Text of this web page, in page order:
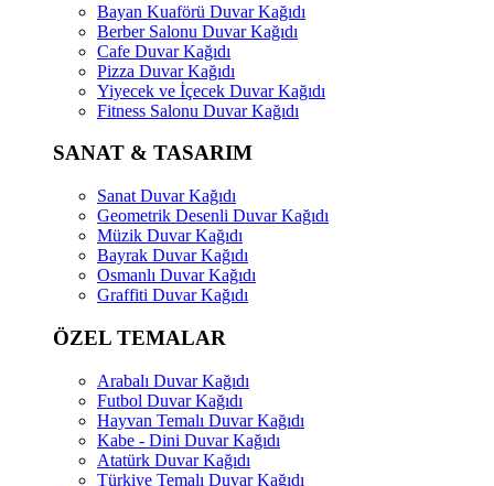
Bayan Kuaförü Duvar Kağıdı
Berber Salonu Duvar Kağıdı
Cafe Duvar Kağıdı
Pizza Duvar Kağıdı
Yiyecek ve İçecek Duvar Kağıdı
Fitness Salonu Duvar Kağıdı
SANAT & TASARIM
Sanat Duvar Kağıdı
Geometrik Desenli Duvar Kağıdı
Müzik Duvar Kağıdı
Bayrak Duvar Kağıdı
Osmanlı Duvar Kağıdı
Graffiti Duvar Kağıdı
ÖZEL TEMALAR
Arabalı Duvar Kağıdı
Futbol Duvar Kağıdı
Hayvan Temalı Duvar Kağıdı
Kabe - Dini Duvar Kağıdı
Atatürk Duvar Kağıdı
Türkiye Temalı Duvar Kağıdı